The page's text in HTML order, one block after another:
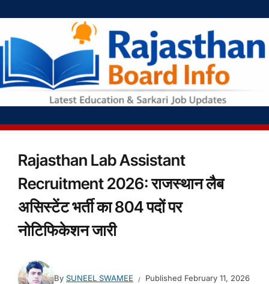
Rajasthan Lab Assistant
Recruitment 2026: राजस्थान लैब
असिस्टेंट भर्ती का 804 पदों पर
नोटिफिकेशन जारी
By SUNEEL SWAMEE Published February 11, 2026